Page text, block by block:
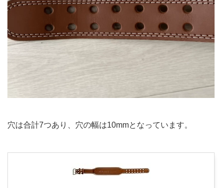
穴は合計7つあり、穴の幅は10mmとなっています。